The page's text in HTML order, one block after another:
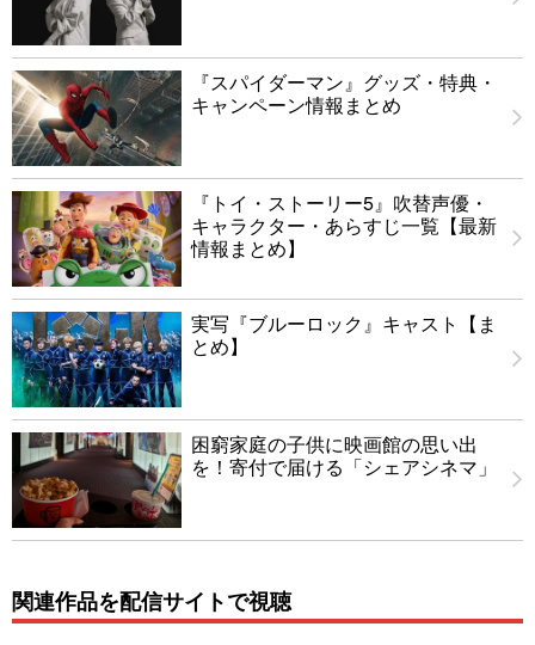
『スパイダーマン』グッズ・特典・
キャンペーン情報まとめ
『トイ・ストーリー5』吹替声優・
キャラクター・あらすじ一覧【最新
情報まとめ】
実写『ブルーロック』キャスト【ま
とめ】
困窮家庭の子供に映画館の思い出
を！寄付で届ける「シェアシネマ」
関連作品を配信サイトで視聴